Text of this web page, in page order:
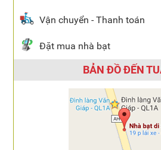
Vận chuyển - Thanh toán
Đặt mua nhà bạt
BẢN ĐỒ ĐẾN